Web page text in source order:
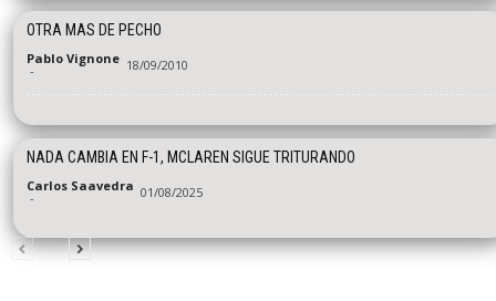
OTRA MAS DE PECHO
Pablo Vignone
- 18/09/2010
NADA CAMBIA EN F-1, MCLAREN SIGUE TRITURANDO
Carlos Saavedra
- 01/08/2025